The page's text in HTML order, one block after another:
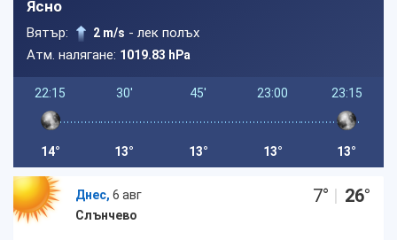
Ясно
Вятър: 2 m/s - лек полъх
Атм. налягане: 1019.83 hPa
22:15
14°
30'
13°
45'
13°
23:00
13°
23:15
13°
Днес, 6 авг
Слънчево
7° | 26°